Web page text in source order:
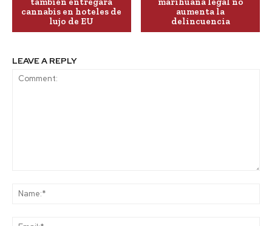
cannabis en hoteles de
lujo de EU
aumenta la
delincuencia
LEAVE A REPLY